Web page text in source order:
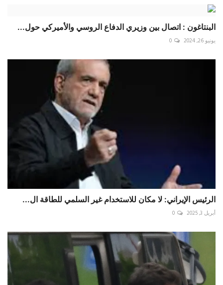
البنتاغون : اتصال بين وزيري الدفاع الروسي والأميركي حول...
يونيو 26, 2024 0
الرئيس الإيراني: لا مكان للاستخدام غير السلمي للطاقة ال...
أبريل 3, 2025 0